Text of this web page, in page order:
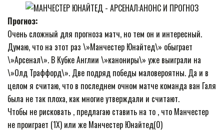
Прогноз:
Очень сложный для прогноза матч, но тем он и интересный.
Думаю, что на этот раз \»Манчестер Юнайтед\» обыграет
\»Арсенал\». В Кубке Англии \»канониры\» уже выиграли на
\»Олд Траффорд\». Две подряд победы маловероятны. Да и в
целом я считаю, что в последнем очном матче команда ван Галя
была не так плоха, как многие утверждали и считают.
Чтобы не рисковать , предлагаю ставить на то , что Манчестер
не проиграет (1Х) или же Манчестер Юнайтед(0)